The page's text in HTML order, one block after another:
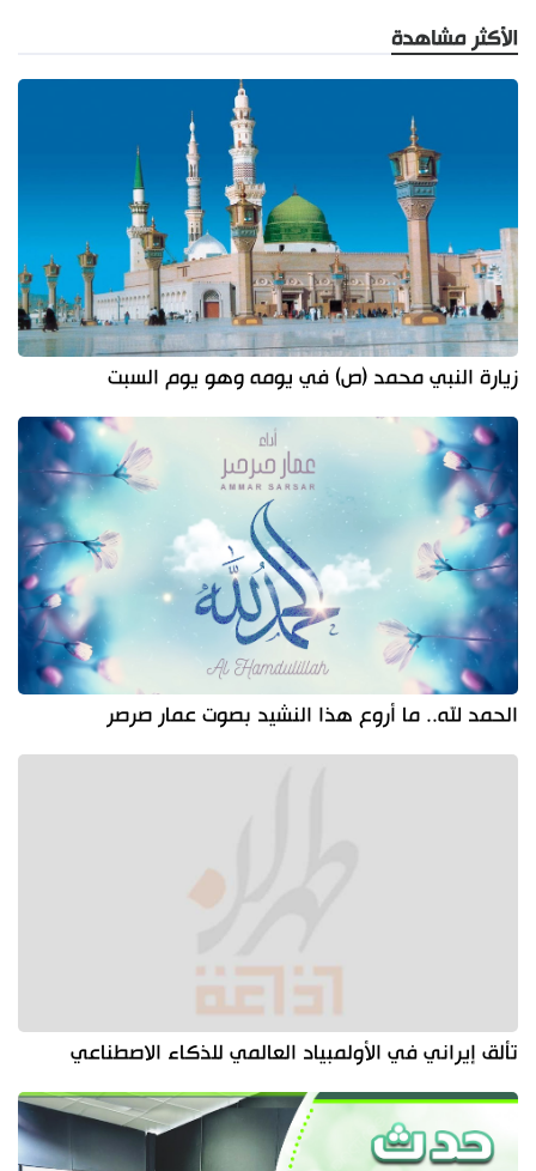
الأكثر مشاهدة
زيارة النبي محمد (ص) في يومه وهو يوم السبت
الحمد لله.. ما أروع هذا النشيد بصوت عمار صرصر
تألق إيراني في الأولمبياد العالمي للذكاء الاصطناعي